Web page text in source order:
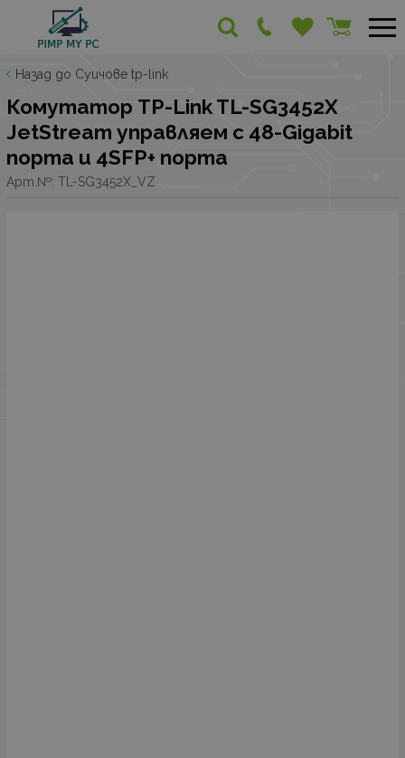
Назад до Суичове tp-link
Комутатор TP-Link TL-SG3452X
JetStream управляем с 48-Gigabit
порта и 4SFP+ порта
Арт.№: TL-SG3452X_VZ